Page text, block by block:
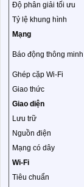
Độ phân giải tối ưu
Tỷ lệ khung hình
Mạng
Báo động thông minh
Ghép cặp Wi-Fi
Giao thức
Giao diện
Lưu trữ
Nguồn điện
Mạng có dây
Wi-Fi
Tiêu chuẩn